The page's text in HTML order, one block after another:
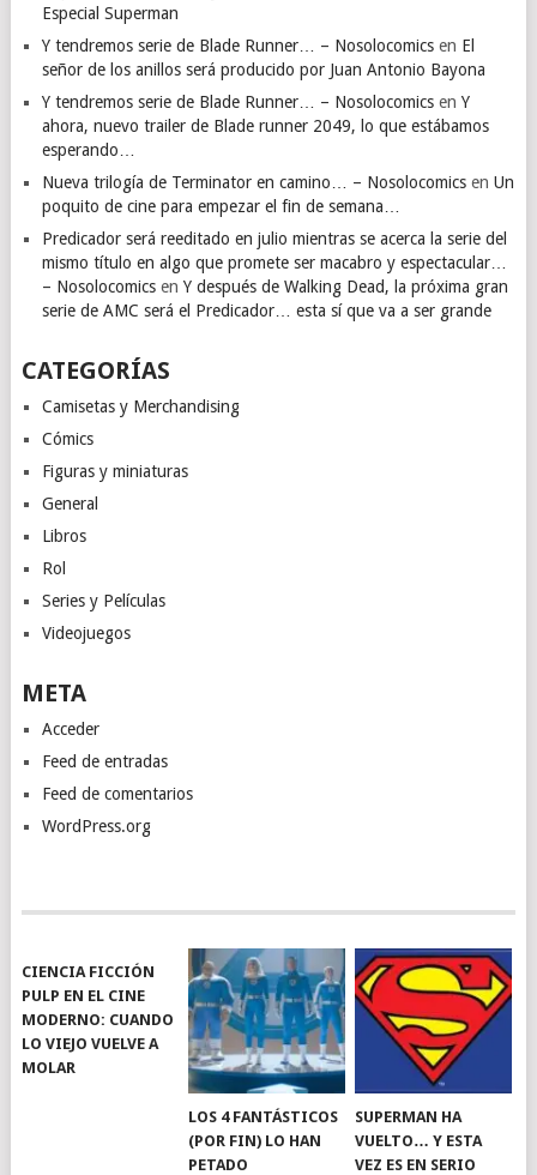
Especial Superman
Y tendremos serie de Blade Runner… – Nosolocomicsen El
señor de los anillos será producido por Juan Antonio Bayona
Y tendremos serie de Blade Runner… – Nosolocomicsen Y
ahora, nuevo trailer de Blade runner 2049, lo que estábamos
esperando…
Nueva trilogía de Terminator en camino… – Nosolocomicsen Un
poquito de cine para empezar el fin de semana…
Predicador será reeditado en julio mientras se acerca la serie del
mismo título en algo que promete ser macabro y espectacular…
– Nosolocomicsen Y después de Walking Dead, la próxima gran
serie de AMC será el Predicador… esta sí que va a ser grande
CATEGORÍAS
Camisetas y Merchandising
Cómics
Figuras y miniaturas
General
Libros
Rol
Series y Películas
Videojuegos
META
Acceder
Feed de entradas
Feed de comentarios
WordPress.org
CIENCIA FICCIÓN
PULP EN EL CINE
MODERNO: CUANDO
LO VIEJO VUELVE A
MOLAR
LOS 4 FANTÁSTICOS
(POR FIN) LO HAN
PETADO
SUPERMAN HA
VUELTO… Y ESTA
VEZ ES EN SERIO